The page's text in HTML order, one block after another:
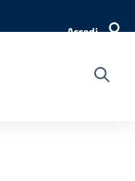
Accedi